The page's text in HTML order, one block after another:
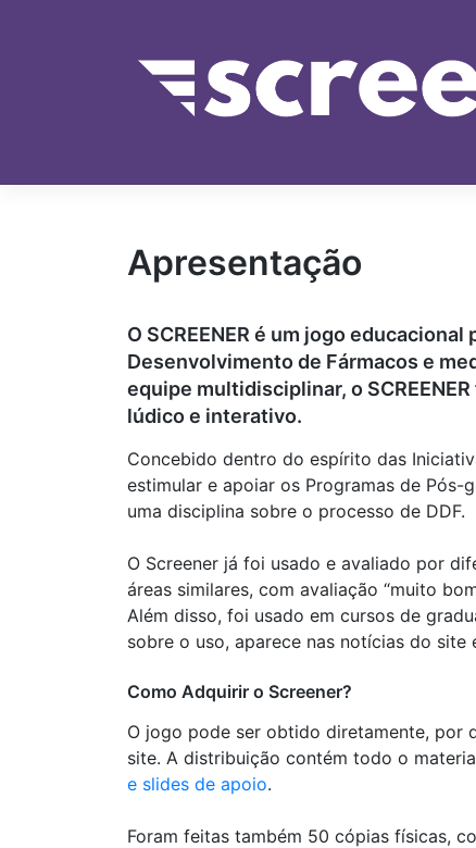
Apresentação
O SCREENER é um jogo
Desenvolvimento de Fármacos e
equipe multidisciplinar, o
lúdico e interativo.
Concebido dentro do espírito das
estimular e apoiar os Programas de
uma disciplina sobre o processo de DDF.
O Screener já foi usado e avaliado por
áreas similares, com avaliação “muito
Além disso, foi usado em cursos de
sobre o uso, aparece nas notícias do site
Como Adquirir o Screener?
O jogo pode ser obtido diretamente, por
site. A distribuição contém todo o
e slides de apoio.
Foram feitas também 50 cópias físicas,